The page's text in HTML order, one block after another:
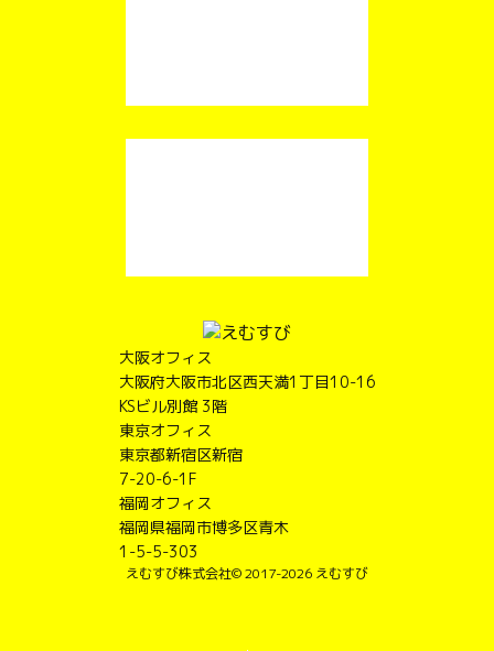
大阪オフィス
大阪府大阪市北区西天満1丁目10-16
KSビル別館 3階
東京オフィス
東京都新宿区新宿
7-20-6-1F
福岡オフィス
福岡県福岡市博多区青木
1-5-5-303
えむすび株式会社© 2017-2026 えむすび